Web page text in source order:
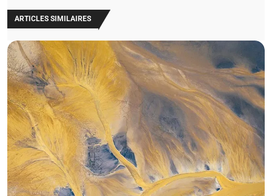
ARTICLES SIMILAIRES